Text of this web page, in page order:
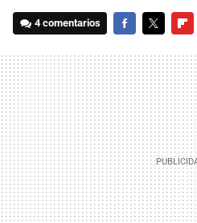
4 comentarios